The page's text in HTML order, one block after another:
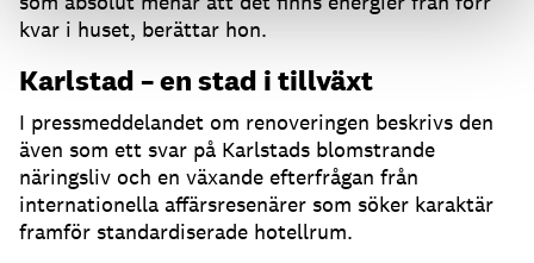
kvar i huset, berättar hon.
Karlstad – en stad i tillväxt
I pressmeddelandet om renoveringen beskrivs den
även som ett svar på Karlstads blomstrande
näringsliv och en växande efterfrågan från
internationella affärsresenärer som söker karaktär
framför standardiserade hotellrum.